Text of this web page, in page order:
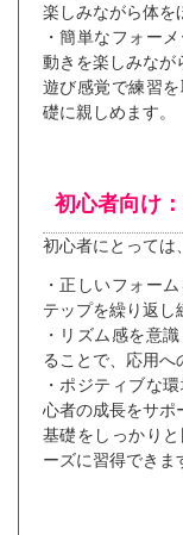
楽しみながら体を
・簡単なフォー
動きを楽しみなが
遊び感覚で練習
礎に親しめます。
初心者向け
初心者にとっては
・正しいフォー
テップを繰り返し
・リズム感を意
ることで、応用へ
・ポジティブな
心者の成長をサポ
基礎をしっかり
ーズに習得できま